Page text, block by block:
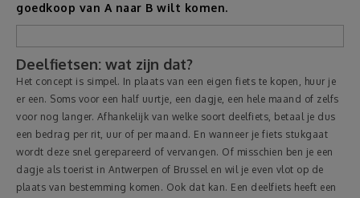
Thuis
Elektronica
Eten & Drinken
goedkoop van A naar B wilt komen.
Deelfietsen: wat zijn dat?
Het concept is simpel. In plaats van een eigen fiets te kopen, huur je
er een. Soms voor een half uurtje, een dagje, een hele maand of zelfs
voor nog langer. Afhankelijk van welke soort deelfiets, betaal je dus
een bedrag per rit, uur of per maand. En wanneer je fiets stukgaat
wordt deze snel gerepareerd of vervangen. Of misschien ben je een
dagje als toerist in Antwerpen of Brussel en wil je even vlot op de
plaats van bestemming komen. Ook dat kan. Een deelfiets heeft een